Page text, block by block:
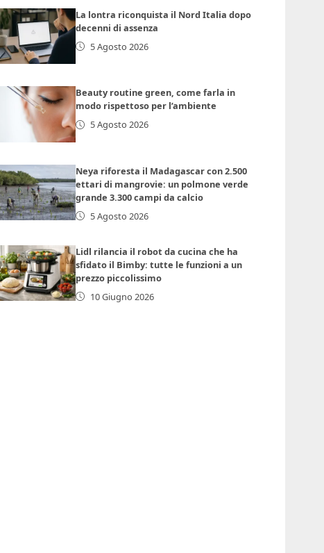
La lontra riconquista il Nord Italia dopo
decenni di assenza
5 Agosto 2026
Beauty routine green, come farla in
modo rispettoso per l’ambiente
5 Agosto 2026
Neya riforesta il Madagascar con 2.500
ettari di mangrovie: un polmone verde
grande 3.300 campi da calcio
5 Agosto 2026
Lidl rilancia il robot da cucina che ha
sfidato il Bimby: tutte le funzioni a un
prezzo piccolissimo
10 Giugno 2026